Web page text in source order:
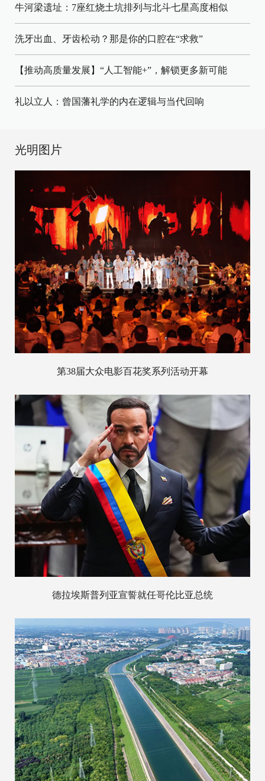
牛河梁遗址：7座红烧土坑排列与北斗七星高度相似
洗牙出血、牙齿松动？那是你的口腔在“求救”
【推动高质量发展】“人工智能+”，解锁更多新可能
礼以立人：曾国藩礼学的内在逻辑与当代回响
光明图片
第38届大众电影百花奖系列活动开幕
德拉埃斯普列亚宣誓就任哥伦比亚总统